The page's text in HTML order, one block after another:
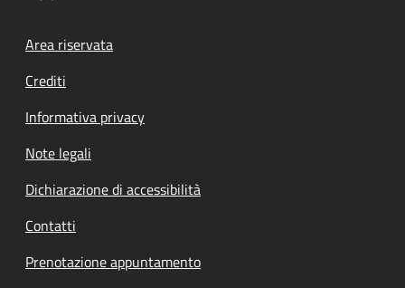
Footer menu
Area riservata
Crediti
Informativa privacy
Note legali
Dichiarazione di accessibilità
Contatti
Prenotazione appuntamento